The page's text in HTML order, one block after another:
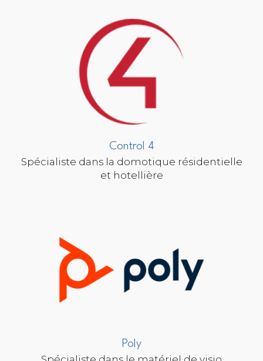
Control 4
Spécialiste dans la domotique résidentielle
et hotellière
Poly